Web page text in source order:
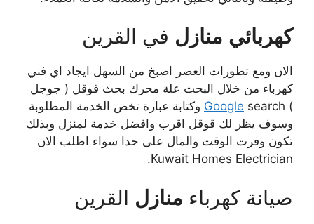
كهربائي منازل في القرين
الان ومع تطورات العصر اصبخ من السهل ايجاد اي فني
كهرباء من خلال البحث علة محرك بحث قوقل ( جوجل
)
Google search وكتابة عبارة تخص الخدمة المطلوبة
وسوف يظر لك قوقل اقرب وافضل خدمة لمنزل وبذلك
تكون وفرت الوقت والمال على حدا سواء اطلب الان
Kuwait Homes Electrician.
صيانة كهرباء منازل القرين